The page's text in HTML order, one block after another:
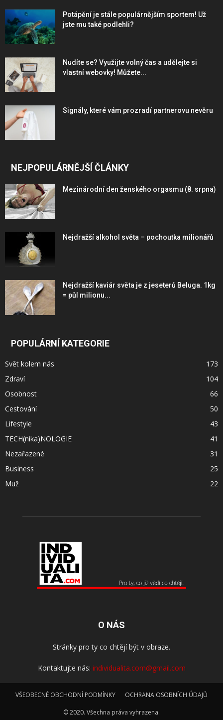
Potápění je stále populárnějším sportem! Už
jste mu také podlehli?
Nudíte se? Využijte volný čas a udělejte si
vlastní webovky! Můžete...
Signály, které vám prozradí partnerovu nevěru
NEJPOPULÁRNĚJŠÍ ČLÁNKY
Mezinárodní den ženského orgasmu (8. srpna)
Nejdražší alkohol světa – pochoutka milionářů
Nejdražší kaviár světa je z jeseterů Beluga. 1kg
= půl milionu...
POPULÁRNÍ KATEGORIE
Svět kolem nás
173
Zdraví
104
Osobnost
66
Cestování
50
Lifestyle
43
TECH(nika)NOLOGIE
41
Nezařazené
31
Business
25
Muž
22
O NÁS
Stránky pro ty co chtějí být v obraze.
Kontaktujte nás: individualita.com@gmail.com
VŠEOBECNÉ OBCHODNÍ PODMÍNKY OCHRANA OSOBNÍCH ÚDAJŮ
© 2020. Všechna práva vyhrazena.